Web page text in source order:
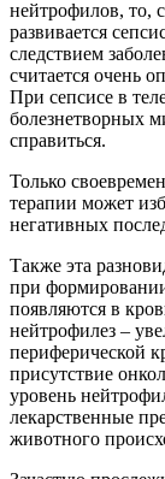
нейтрофилов, то,
развивается
следствием
считается очень
При сепсисе в
болезнетворных
справиться.
Только
терапии может
негативных
Также эта
при
появляются в
нейтрофилез –
периферической
присутствие
уровень
лекарственные
животного